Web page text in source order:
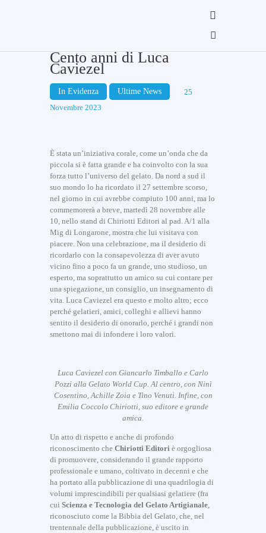
Cento anni di Luca
Caviezel
In Evidenza Ultime News
25
Novembre 2023
È stata un’iniziativa corale, come un’onda che da
piccola si è fatta grande e ha coinvolto con la sua
forza tutto l’universo del gelato. Da nord a sud il
suo mondo lo ha ricordato il 27 settembre scorso,
nel giorno in cui avrebbe compiuto 100 anni, ma lo
commemorerà a breve, martedì 28 novembre alle
10, nello stand di Chiriotti Editori al pad. A/1 alla
Mig di Longarone, mostra che lui visitava con
piacere. Non una celebrazione, ma il desiderio di
ricordarlo con la consapevolezza di aver avuto
vicino fino a poco fa un grande, uno studioso, un
esperto, ma soprattutto un amico su cui contare per
una spiegazione, un consiglio, un insegnamento di
vita. Luca Caviezel era questo e molto altro; ecco
perché gelatieri, amici, colleghi e allievi hanno
sentito il desiderio di onorarlo, perché i grandi non
smettono mai di infondere i loro valori.
Luca Caviezel con Giancarlo Timballo e Carlo
Pozzi alla Gelato World Cup. Al centro, con Ninì
Cosentino, Achille Zoia e Tino Venuti. Infine, con
Emilia Coccolo Chiriotti, suo editore e grande
amica.
Un atto di rispetto e anche di profondo
riconoscimento che Chiriotti Editori è orgogliosa
di promuovere, considerando il grande rapporto
professionale e umano, coltivato in decenni e che
ha portato alla pubblicazione di una quadrilogia di
volumi imprescindibili per qualsiasi gelatiere (fra
cui Scienza e Tecnologia del Gelato Artigianale,
riconosciuto come la Bibbia del Gelato, che, nel
trentennale della pubblicazione, è uscito in